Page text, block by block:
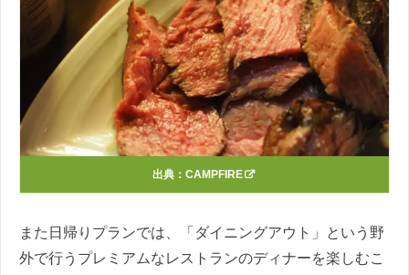
出典： CAMPFIRE
また日帰りプランでは、「ダイニングアウト」という野
外で行うプレミアムなレストランのディナーを楽しむこ